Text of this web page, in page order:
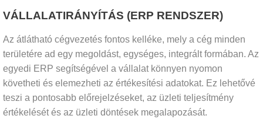
VÁLLALATIRÁNYÍTÁS (ERP RENDSZER)
Az átlátható cégvezetés fontos kelléke, mely a cég minden
területére ad egy megoldást, egységes, integrált formában. Az
egyedi ERP segítségével a vállalat könnyen nyomon
követheti és elemezheti az értékesítési adatokat. Ez lehetővé
teszi a pontosabb előrejelzéseket, az üzleti teljesítmény
értékelését és az üzleti döntések megalapozását.